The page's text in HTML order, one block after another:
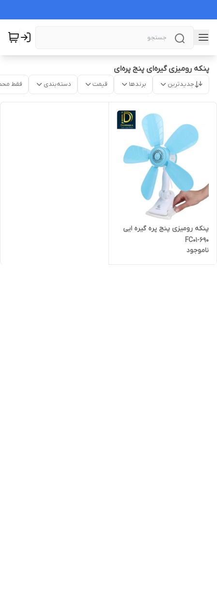
پنکه رومیزی گیره‌ای پنج پره‌ای
جدیدترین برندها قیمت دسته‌بندی فقط
پنکه رومیزی پنج پره گیره ایی
FC01-690
ناموجود